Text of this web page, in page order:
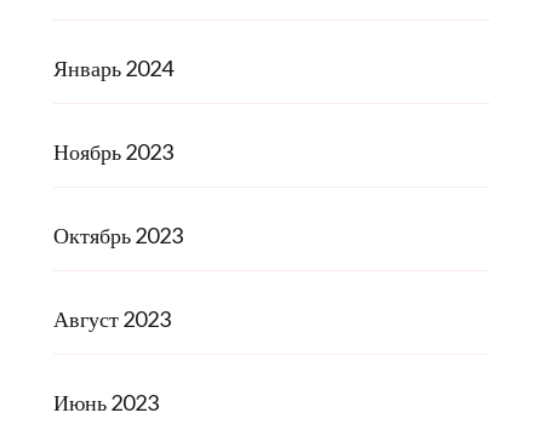
Январь 2024
Ноябрь 2023
Октябрь 2023
Август 2023
Июнь 2023